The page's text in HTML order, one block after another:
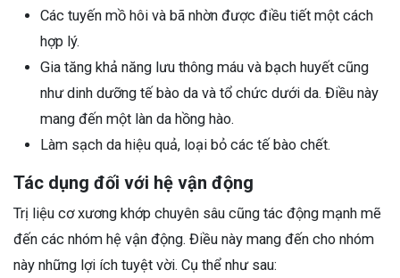
Các tuyến mồ hôi và bã nhờn được điều tiết một cách
hợp lý.
Gia tăng khả năng lưu thông máu và bạch huyết cũng
như dinh dưỡng tế bào da và tổ chức dưới da. Điều này
mang đến một làn da hồng hào.
Làm sạch da hiệu quả, loại bỏ các tế bào chết.
Tác dụng đối với hệ vận động
Trị liệu cơ xương khớp chuyên sâu cũng tác động mạnh mẽ
đến các nhóm hệ vận động. Điều này mang đến cho nhóm
này những lợi ích tuyệt vời. Cụ thể như sau: